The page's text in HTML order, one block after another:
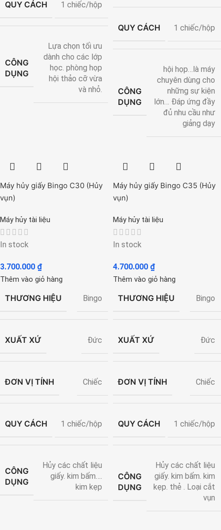
QUY CÁCH 1 chiếc/hộp
CÔNG
DỤNG
Lựa chọn tối ưu
dành cho các lớp
học. phòng họp
hội thảo cỡ vừa
và nhỏ.
QUY CÁCH 1 chiếc/hộp
CÔNG
DỤNG
hội họp…là máy
chuyên dùng cho
những sự kiện
lớn… Đáp ứng đầy
đủ nhu cầu như
giảng dạy
Máy hủy giấy Bingo C30 (Hủy
vụn)
Máy hủy tài liệu
In stock
3.700.000 ₫
Thêm vào giỏ hàng
THƯƠNG HIỆU Bingo
XUẤT XỨ Đức
ĐƠN VỊ TÍNH Chiếc
QUY CÁCH 1 chiếc/hộp
CÔNG
DỤNG
Hủy các chất liệu
giấy. kim bấm….
kim kẹp
Máy hủy giấy Bingo C35 (Hủy
vụn)
Máy hủy tài liệu
In stock
4.700.000 ₫
Thêm vào giỏ hàng
THƯƠNG HIỆU Bingo
XUẤT XỨ Đức
ĐƠN VỊ TÍNH Chiếc
QUY CÁCH 1 chiếc/hộp
CÔNG
DỤNG
Hủy các chất liệu
giấy. kim bấm. kim
kẹp. thẻ . Loại cắt
vụn